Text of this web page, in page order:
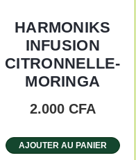
HARMONIKS
INFUSION
CITRONNELLE-
MORINGA
2.000 CFA
AJOUTER AU PANIER